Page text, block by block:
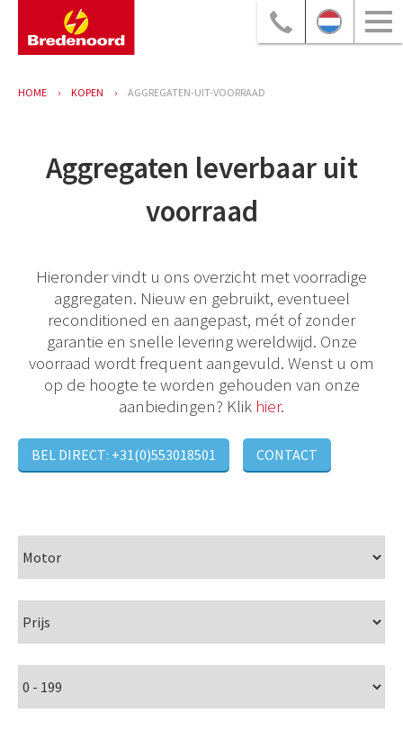
HOME KOPEN AGGREGATEN-UIT-VOORRAAD
Aggregaten leverbaar uit
voorraad
Hieronder vindt u ons overzicht met voorradige
aggregaten. Nieuw en gebruikt, eventueel
reconditioned en aangepast, mét of zonder
garantie en snelle levering wereldwijd. Onze
voorraad wordt frequent aangevuld. Wenst u om
op de hoogte te worden gehouden van onze
aanbiedingen? Klik hier.
BEL DIRECT: +31(0)553018501 CONTACT